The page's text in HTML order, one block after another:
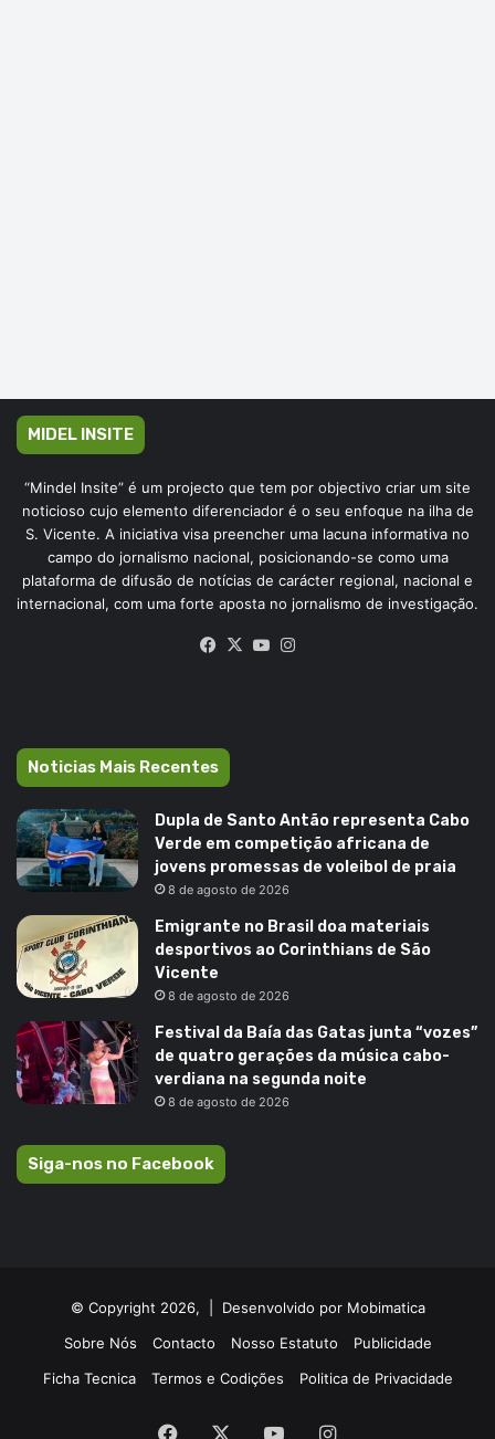
MIDEL INSITE
“Mindel Insite” é um projecto que tem por objectivo criar um site
noticioso cujo elemento diferenciador é o seu enfoque na ilha de
S. Vicente. A iniciativa visa preencher uma lacuna informativa no
campo do jornalismo nacional, posicionando-se como uma
plataforma de difusão de notícias de carácter regional, nacional e
internacional, com uma forte aposta no jornalismo de investigação.
Facebook
X YouTube
Noticias Mais Recentes
Dupla de Santo Antão representa Cabo
Verde em competição africana de
jovens promessas de voleibol de praia
8 de agosto de 2026
Emigrante no Brasil doa materiais
desportivos ao Corinthians de São
Vicente
8 de agosto de 2026
Festival da Baía das Gatas junta “vozes”
de quatro gerações da música cabo-
verdiana na segunda noite
8 de agosto de 2026
Siga-nos no Facebook
© Copyright 2026, | Desenvolvido por Mobimatica
Sobre Nós
Contacto Nosso Estatuto
Publicidade
Ficha Tecnica
Termos e Codições Politica de Privacidade
Facebook YouTubeInstagram